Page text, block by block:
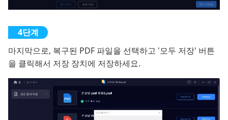
마지막으로, 복구된 PDF 파일을 선택하고 '모두 저장' 버튼
을 클릭해서 저장 장치에 저장하세요.